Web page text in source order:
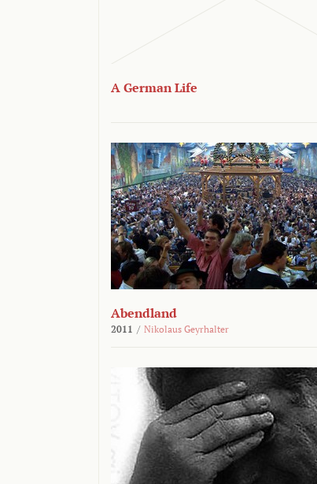
A German Life
Abendland
2011 / Nikolaus Geyrhalter